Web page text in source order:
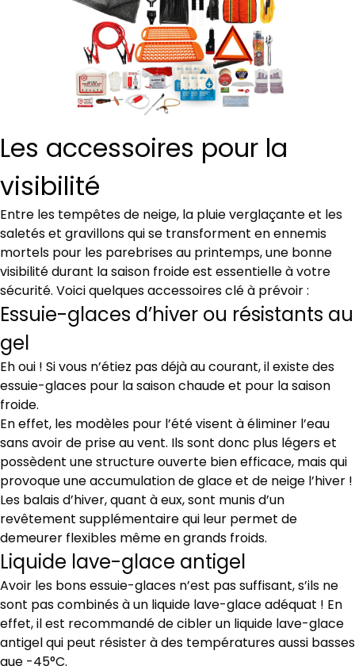
Les accessoires pour la
visibilité
Entre les tempêtes de neige, la pluie verglaçante et les
saletés et gravillons qui se transforment en ennemis
mortels pour les parebrises au printemps, une bonne
visibilité durant la saison froide est essentielle à votre
sécurité. Voici quelques accessoires clé à prévoir :
Essuie-glaces d’hiver ou résistants au
gel
Eh oui ! Si vous n’étiez pas déjà au courant, il existe des
essuie-glaces pour la saison chaude et pour la saison
froide.
En effet, les modèles pour l’été visent à éliminer l’eau
sans avoir de prise au vent. Ils sont donc plus légers et
possèdent une structure ouverte bien efficace, mais qui
provoque une accumulation de glace et de neige l’hiver !
Les balais d’hiver, quant à eux, sont munis d’un
revêtement supplémentaire qui leur permet de
demeurer flexibles même en grands froids.
Liquide lave-glace antigel
Avoir les bons essuie-glaces n’est pas suffisant, s’ils ne
sont pas combinés à un liquide lave-glace adéquat ! En
effet, il est recommandé de cibler un liquide lave-glace
antigel qui peut résister à des températures aussi basses
que -45°C.